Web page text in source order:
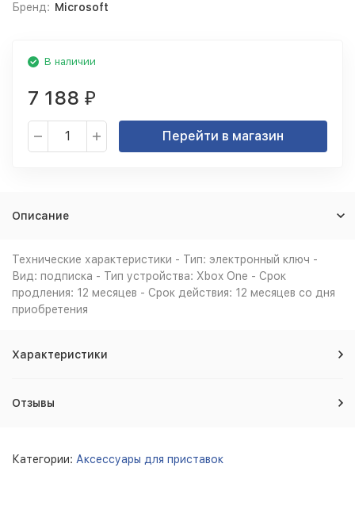
Бренд: Microsoft
В наличии
7 188 ₽
Перейти в магазин
Описание
Технические характеристики - Тип: электронный ключ -
Вид: подписка - Тип устройства: Xbox One - Срок
продления: 12 месяцев - Срок действия: 12 месяцев со дня
приобретения
Характеристики
Отзывы
Категории: Аксессуары для приставок